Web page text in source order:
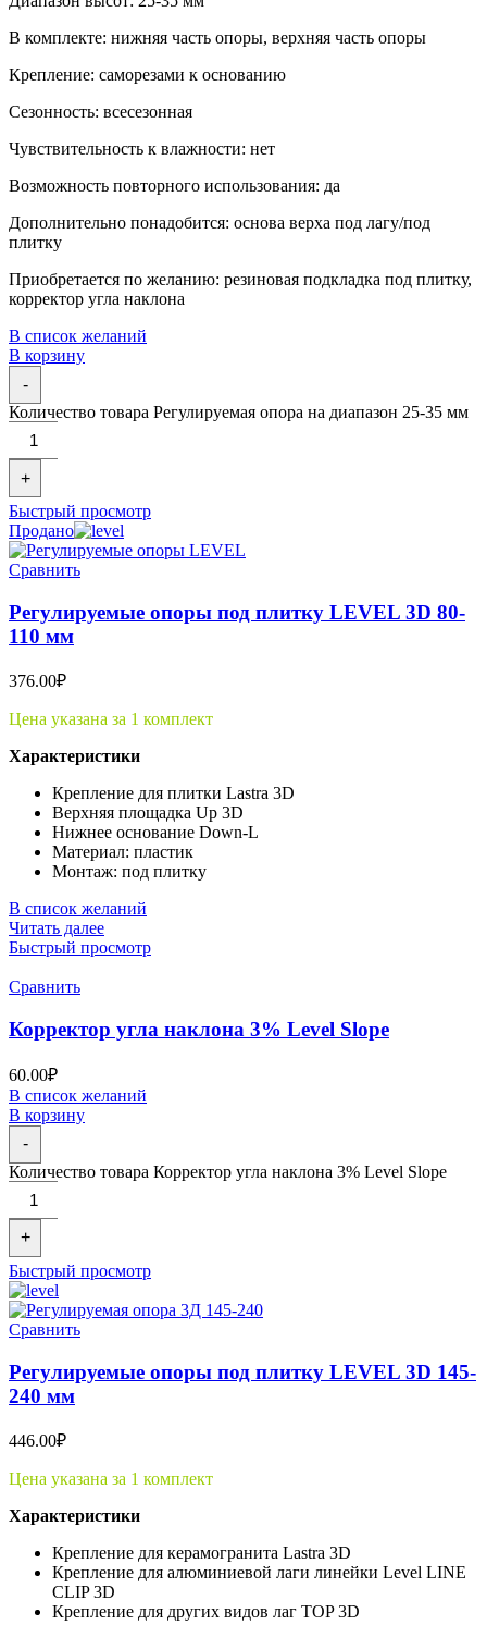
В комплекте: нижняя часть опоры, верхняя часть опоры
Крепление: саморезами к основанию
Сезонность: всесезонная
Чувствительность к влажности: нет
Возможность повторного использования: да
Дополнительно понадобится: основа верха под лагу/под
плитку
Приобретается по желанию: резиновая подкладка под плитку,
корректор угла наклона
В список желаний
В корзину
-
Количество товара Регулируемая опора на диапазон 25-35 мм
+
Быстрый просмотр
Продано
Сравнить
Регулируемые опоры под плитку LEVEL 3D 80-
110 мм
376.00₽
Цена указана за 1 комплект
Характеристики
Крепление для плитки Lastra 3D
Верхняя площадка Up 3D
Нижнее основание Down-L
Материал: пластик
Монтаж: под плитку
В список желаний
Читать далее
Быстрый просмотр
Сравнить
Корректор угла наклона 3% Level Slope
60.00₽
В список желаний
В корзину
-
Количество товара Корректор угла наклона 3% Level Slope
+
Быстрый просмотр
Сравнить
Регулируемые опоры под плитку LEVEL 3D 145-
240 мм
446.00₽
Цена указана за 1 комплект
Характеристики
Крепление для керамогранита Lastra 3D
Крепление для алюминиевой лаги линейки Level LINE
CLIP 3D
Крепление для других видов лаг TOP 3D